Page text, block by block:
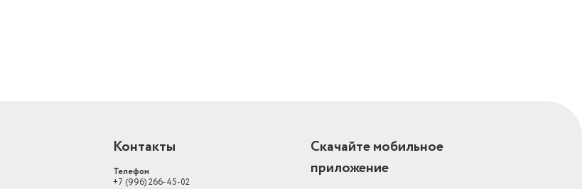
Контакты
Телефон
+7 (996) 266-45-02
Скачайте мобильное
приложение